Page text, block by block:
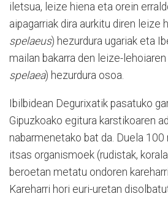
iletsua, leize hiena eta orein
aipagarriak dira aurkitu diren leize
spelaeus) hezurdura ugariak eta
mailan bakarra den leize-lehoiaren
spelaea) hezurdura osoa.
Ibilbidean Degurixatik pasatuko
Gipuzkoako egitura karstikoaren
nabarmenetako bat da. Duela
itsas organismoek (rudistak,
beroetan metatu ondoren
Kareharri hori euri-uretan